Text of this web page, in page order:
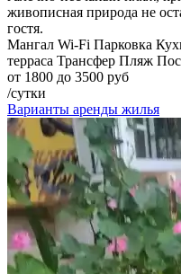
живописная природа не
гостя.
Мангал Wi-Fi Парковка
терраса Трансфер Пляж
от 1800 до 3500 руб
/сутки
Варианты аренды жилья